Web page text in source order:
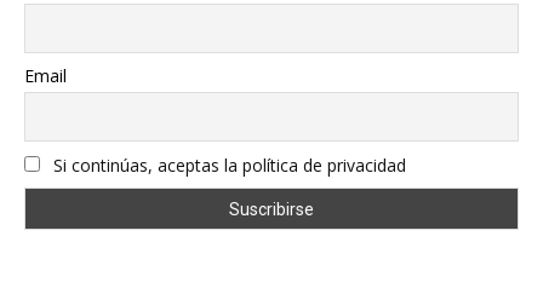
Email
Si continúas, aceptas la política de privacidad